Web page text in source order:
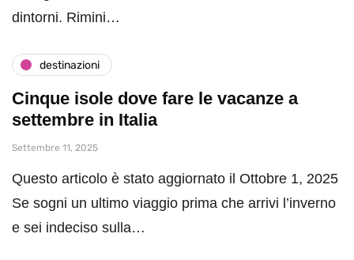
dintorni. Rimini…
destinazioni
Cinque isole dove fare le vacanze a
settembre in Italia
Settembre 11, 2025
Questo articolo è stato aggiornato il Ottobre 1, 2025
Se sogni un ultimo viaggio prima che arrivi l’inverno
e sei indeciso sulla…